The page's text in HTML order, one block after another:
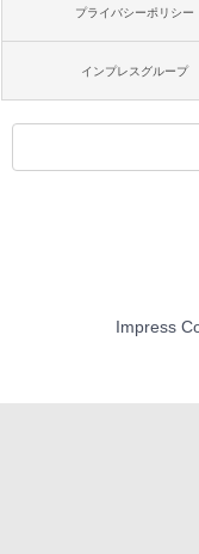
プライバシーポリシー
インプレスグループ
Impress